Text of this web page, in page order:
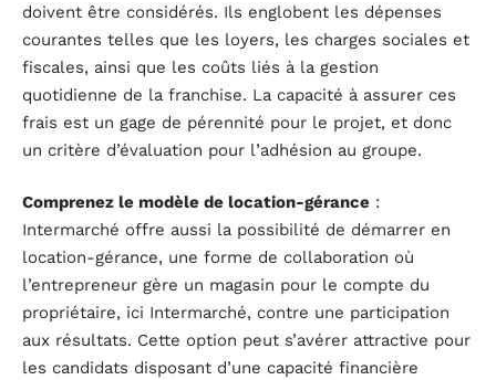
doivent être considérés. Ils englobent les dépenses
courantes telles que les loyers, les charges sociales et
fiscales, ainsi que les coûts liés à la gestion
quotidienne de la franchise. La capacité à assurer ces
frais est un gage de pérennité pour le projet, et donc
un critère d’évaluation pour l’adhésion au groupe.
Comprenez le modèle de location-gérance :
Intermarché offre aussi la possibilité de démarrer en
location-gérance, une forme de collaboration où
l’entrepreneur gère un magasin pour le compte du
propriétaire, ici Intermarché, contre une participation
aux résultats. Cette option peut s’avérer attractive pour
les candidats disposant d’une capacité financière